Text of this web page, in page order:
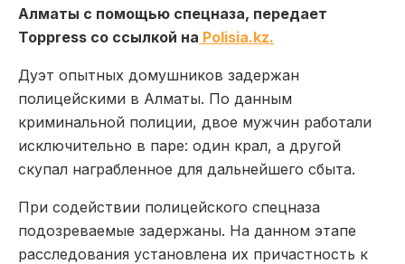
Алматы с помощью спецназа, передает
Toppress со ссылкой на Polisia.kz.
Дуэт опытных домушников задержан
полицейскими в Алматы. По данным
криминальной полиции, двое мужчин работали
исключительно в паре: один крал, а другой
скупал награбленное для дальнейшего сбыта.
При содействии полицейского спецназа
подозреваемые задержаны. На данном этапе
расследования установлена их причастность к